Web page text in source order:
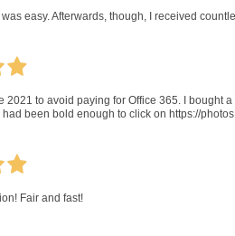
easy. Afterwards, though, I received
2021 to avoid paying for Office 365. I
been bold enough to click on https://
Fair and fast!